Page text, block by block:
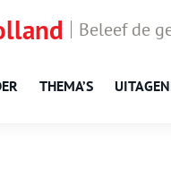
Beleef de
THEMA’S